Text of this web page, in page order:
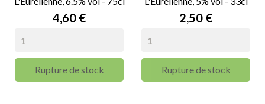
Prix
4,60 €
Rupture de stock
Prix
2,50 €
Rupture de stock